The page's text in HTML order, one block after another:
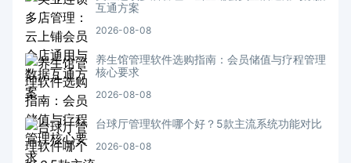
互通方案
2026-08-08
养生馆管理软件选购指南：会员储值与疗程管理
核心要求
2026-08-08
台球厅管理软件哪个好？5款主流系统功能对比
2026-08-08